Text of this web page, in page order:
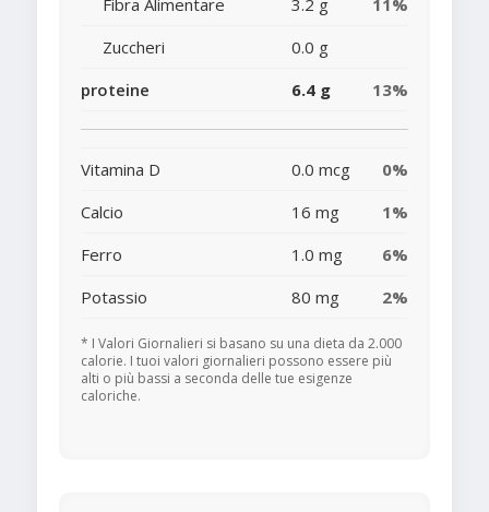
Fibra Alimentare 3.2 g
11%
Zuccheri
0.0 g
proteine
6.4 g 13%
Vitamina D 0.0 mcg
0%
Calcio
16 mg
1%
Ferro
1.0 mg
6%
Potassio
80 mg 2%
* I Valori Giornalieri si basano su una dieta da 2.000
calorie. I tuoi valori giornalieri possono essere più
alti o più bassi a seconda delle tue esigenze
caloriche.